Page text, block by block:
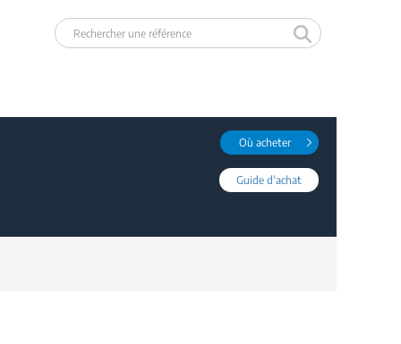
Où acheter
Guide d'achat